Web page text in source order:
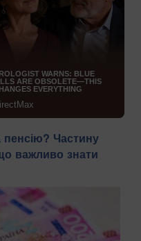
Частину
важливо знати